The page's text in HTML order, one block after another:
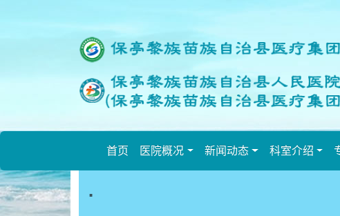
人
院,
盲
首页 医院概况 新闻动态 科室介绍
.